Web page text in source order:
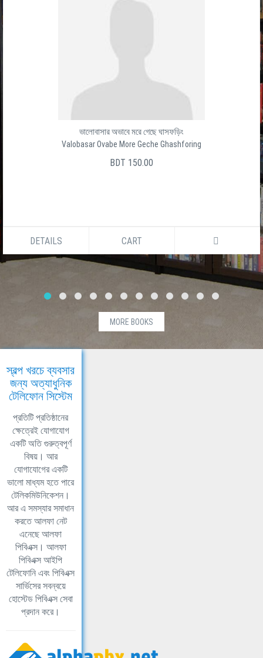
ভালোবাসার অভাবে মরে গেছে ঘাসফড়িং
Valobasar Ovabe More Geche Ghashforing
BDT 150.00
DETAILS CART
MORE BOOKS
স্বল্প খরচে ব্যবসার
জন্য অত্যাধুনিক
টেলিফোন সিস্টেম
প্রতিটি প্রতিষ্ঠানের
ক্ষেত্রেই যোগাযোগ
একটি অতি গুরুত্বপূর্ণ
বিষয়। আর
যোগাযোগের একটি
ভালো মাধ্যম হতে পারে
টেলিকমিউনিকেশন।
আর এ সমস্যার সমাধান
করতে আলফা নেট
এনেছে আলফা
পিবিএক্স। আলফা
পিবিএক্স আইপি
টেলিফোনি এবং পিবিএক্স
সার্ভিসের সবন্বয়ে
হোস্টেড পিবিএক্স সেবা
প্রদান করে।